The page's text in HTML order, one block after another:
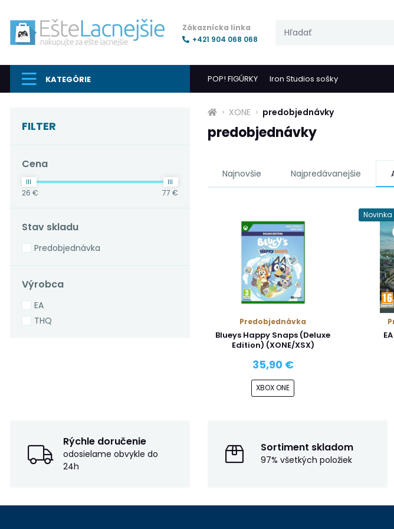
Zákaznícka linka
+421 904 068 068
KATEGÓRIE POP! FIGÚRKY Iron Studios sošky
FILTER
Cena
26 € 77 €
Stav skladu
Predobjednávka
Výrobca
EA
THQ
XONE predobjednávky
predobjednávky
Najnovšie Najpredávanejšie
Predobjednávka
Blueys Happy Snaps (Deluxe
Edition) (XONE/XSX)
35,90 €
XBOX ONE
Novinka
Rýchle doručenie
odosielame obvykle do
24h
Sortiment skladom
97% všetkých položiek